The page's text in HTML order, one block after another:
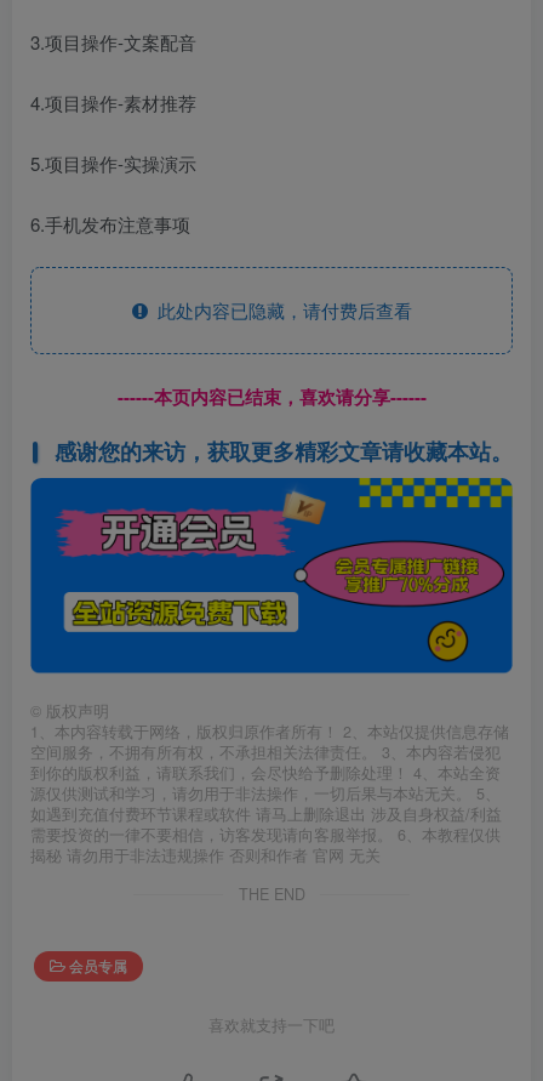
3.项目操作-文案配音
4.项目操作-素材推荐
5.项目操作-实操演示
6.手机发布注意事项
此处内容已隐藏，请付费后查看
------本页内容已结束，喜欢请分享------
感谢您的来访，获取更多精彩文章请收藏本站。
© 版权声明
1、本内容转载于网络，版权归原作者所有！ 2、本站仅提供信息存储
空间服务，不拥有所有权，不承担相关法律责任。 3、本内容若侵犯
到你的版权利益，请联系我们，会尽快给予删除处理！ 4、本站全资
源仅供测试和学习，请勿用于非法操作，一切后果与本站无关。 5、
如遇到充值付费环节课程或软件 请马上删除退出 涉及自身权益/利益
需要投资的一律不要相信，访客发现请向客服举报。 6、本教程仅供
揭秘 请勿用于非法违规操作 否则和作者 官网 无关
THE END
会员专属
喜欢就支持一下吧